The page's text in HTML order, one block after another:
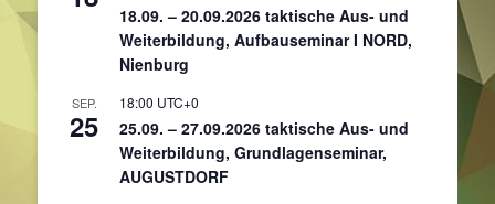
18.09. – 20.09.2026 taktische Aus- und
Weiterbildung, Aufbauseminar I NORD,
Nienburg
SEP.
25
18:00 UTC+0
25.09. – 27.09.2026 taktische Aus- und
Weiterbildung, Grundlagenseminar,
AUGUSTDORF